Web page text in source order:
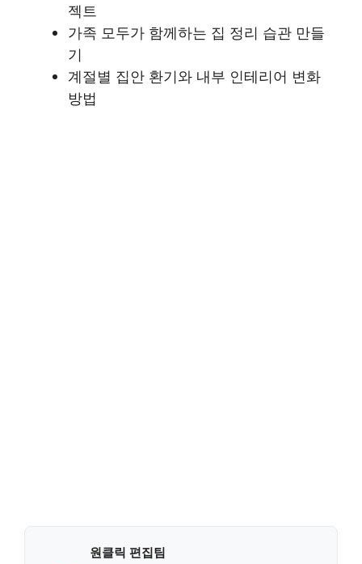
젝트
가족 모두가 함께하는 집 정리 습관 만들
기
계절별 집안 환기와 내부 인테리어 변화
방법
원클릭 편집팀